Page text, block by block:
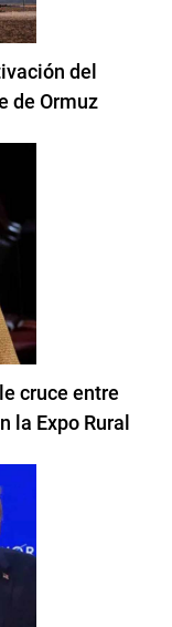
del
de Ormuz
cruce entre
Expo Rural